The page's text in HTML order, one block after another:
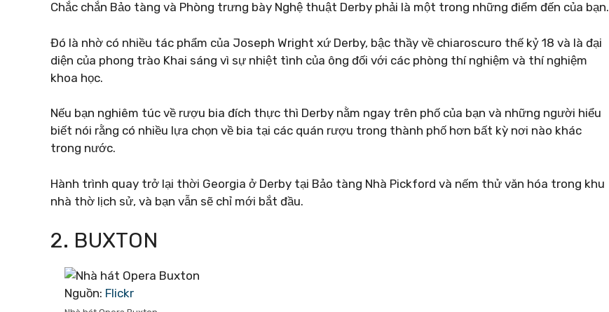
Chắc chắn Bảo tàng và Phòng trưng bày Nghệ thuật Derby phải là một trong những điểm đến của bạn.
Đó là nhờ có nhiều tác phẩm của Joseph Wright xứ Derby, bậc thầy về chiaroscuro thế kỷ 18 và là đại
diện của phong trào Khai sáng vì sự nhiệt tình của ông đối với các phòng thí nghiệm và thí nghiệm
khoa học.
Nếu bạn nghiêm túc về rượu bia đích thực thì Derby nằm ngay trên phố của bạn và những người hiểu
biết nói rằng có nhiều lựa chọn về bia tại các quán rượu trong thành phố hơn bất kỳ nơi nào khác
trong nước.
Hành trình quay trở lại thời Georgia ở Derby tại Bảo tàng Nhà Pickford và nếm thử văn hóa trong khu
nhà thờ lịch sử, và bạn vẫn sẽ chỉ mới bắt đầu.
2. BUXTON
Nguồn: Flickr